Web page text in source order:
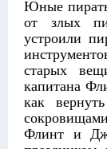
Юные
от злых
устроили
старых
капитана
как
Флинт и